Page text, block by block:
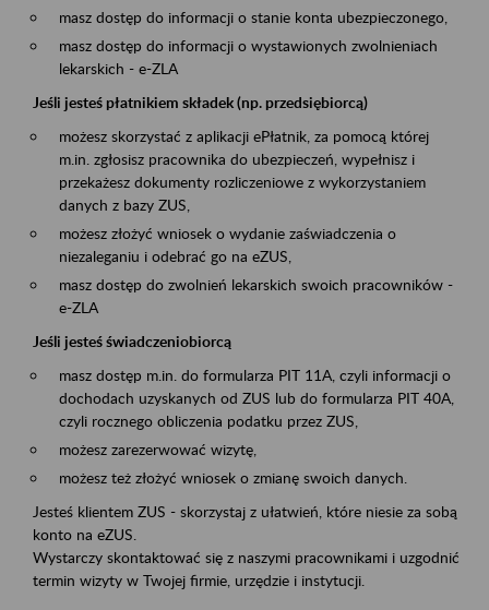
masz dostęp do informacji o stanie konta ubezpieczonego,
masz dostęp do informacji o wystawionych zwolnieniach
lekarskich - e-ZLA
Jeśli jesteś płatnikiem składek (np. przedsiębiorcą)
możesz skorzystać z aplikacji ePłatnik, za pomocą której
m.in. zgłosisz pracownika do ubezpieczeń, wypełnisz i
przekażesz dokumenty rozliczeniowe z wykorzystaniem
danych z bazy ZUS,
możesz złożyć wniosek o wydanie zaświadczenia o
niezaleganiu i odebrać go na eZUS,
masz dostęp do zwolnień lekarskich swoich pracowników -
e-ZLA
Jeśli jesteś świadczeniobiorcą
masz dostęp m.in. do formularza PIT 11A, czyli informacji o
dochodach uzyskanych od ZUS lub do formularza PIT 40A,
czyli rocznego obliczenia podatku przez ZUS,
możesz zarezerwować wizytę,
możesz też złożyć wniosek o zmianę swoich danych.
Jesteś klientem ZUS - skorzystaj z ułatwień, które niesie za sobą
konto na eZUS.
Wystarczy skontaktować się z naszymi pracownikami i uzgodnić
termin wizyty w Twojej firmie, urzędzie i instytucji.